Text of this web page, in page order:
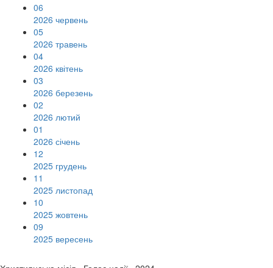
06
2026 червень
05
2026 травень
04
2026 квітень
03
2026 березень
02
2026 лютий
01
2026 січень
12
2025 грудень
11
2025 листопад
10
2025 жовтень
09
2025 вересень